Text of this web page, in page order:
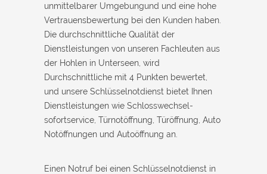
unmittelbarer Umgebungund und eine hohe
Vertrauensbewertung bei den Kunden haben.
Die durchschnittliche Qualität der
Dienstleistungen von unseren Fachleuten aus
der Hohlen in Unterseen, wird
Durchschnittliche mit 4 Punkten bewertet,
und unsere Schlüsselnotdienst bietet Ihnen
Dienstleistungen wie Schlosswechsel-
sofortservice, Türnotöffnung, Türöffnung, Auto
Notöffnungen und Autoöffnung an.
Einen Notruf bei einen Schlüsselnotdienst in